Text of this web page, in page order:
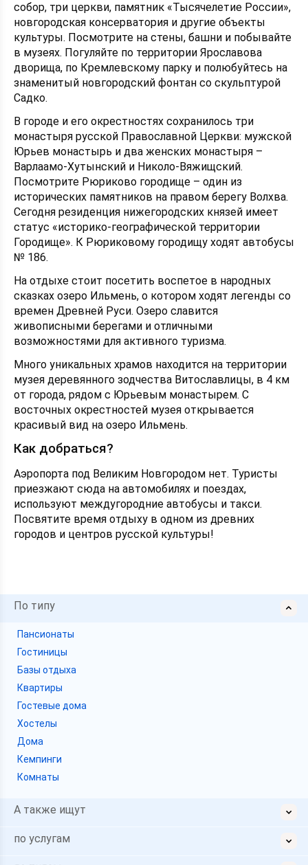
собор, три церкви, памятник «Тысячелетие России»,
новгородская консерватория и другие объекты
культуры. Посмотрите на стены, башни и побывайте
в музеях. Погуляйте по территории Ярославова
дворища, по Кремлевскому парку и полюбуйтесь на
знаменитый новгородский фонтан со скульптурой
Садко.
В городе и его окрестностях сохранилось три
монастыря русской Православной Церкви: мужской
Юрьев монастырь и два женских монастыря –
Варлаамо-Хутынский и Николо-Вяжищский.
Посмотрите Рюриково городище – один из
исторических памятников на правом берегу Волхва.
Сегодня резиденция нижегородских князей имеет
статус «историко-географической территории
Городище». К Рюриковому городищу ходят автобусы
№ 186.
На отдыхе стоит посетить воспетое в народных
сказках озеро Ильмень, о котором ходят легенды со
времен Древней Руси. Озеро славится
живописными берегами и отличными
возможностями для активного туризма.
Много уникальных храмов находится на территории
музея деревянного зодчества Витославлицы, в 4 км
от города, рядом с Юрьевым монастырем. С
восточных окрестностей музея открывается
красивый вид на озеро Ильмень.
Как добраться?
Аэропорта под Великим Новгородом нет. Туристы
приезжают сюда на автомобилях и поездах,
используют междугородние автобусы и такси.
Посвятите время отдыху в одном из древних
городов и центров русской культуры!
По типу
Пансионаты
Гостиницы
Базы отдыха
Квартиры
Гостевые дома
Хостелы
Дома
Кемпинги
Комнаты
А также ищут
по услугам